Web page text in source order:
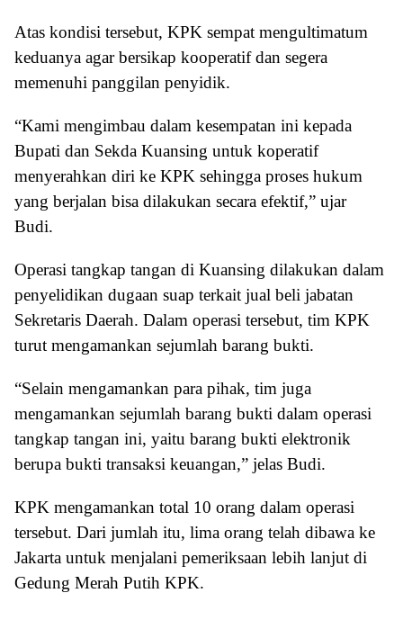
Atas kondisi tersebut, KPK sempat mengultimatum
keduanya agar bersikap kooperatif dan segera
memenuhi panggilan penyidik.
“Kami mengimbau dalam kesempatan ini kepada
Bupati dan Sekda Kuansing untuk koperatif
menyerahkan diri ke KPK sehingga proses hukum
yang berjalan bisa dilakukan secara efektif,” ujar
Budi.
Operasi tangkap tangan di Kuansing dilakukan dalam
penyelidikan dugaan suap terkait jual beli jabatan
Sekretaris Daerah. Dalam operasi tersebut, tim KPK
turut mengamankan sejumlah barang bukti.
“Selain mengamankan para pihak, tim juga
mengamankan sejumlah barang bukti dalam operasi
tangkap tangan ini, yaitu barang bukti elektronik
berupa bukti transaksi keuangan,” jelas Budi.
KPK mengamankan total 10 orang dalam operasi
tersebut. Dari jumlah itu, lima orang telah dibawa ke
Jakarta untuk menjalani pemeriksaan lebih lanjut di
Gedung Merah Putih KPK.